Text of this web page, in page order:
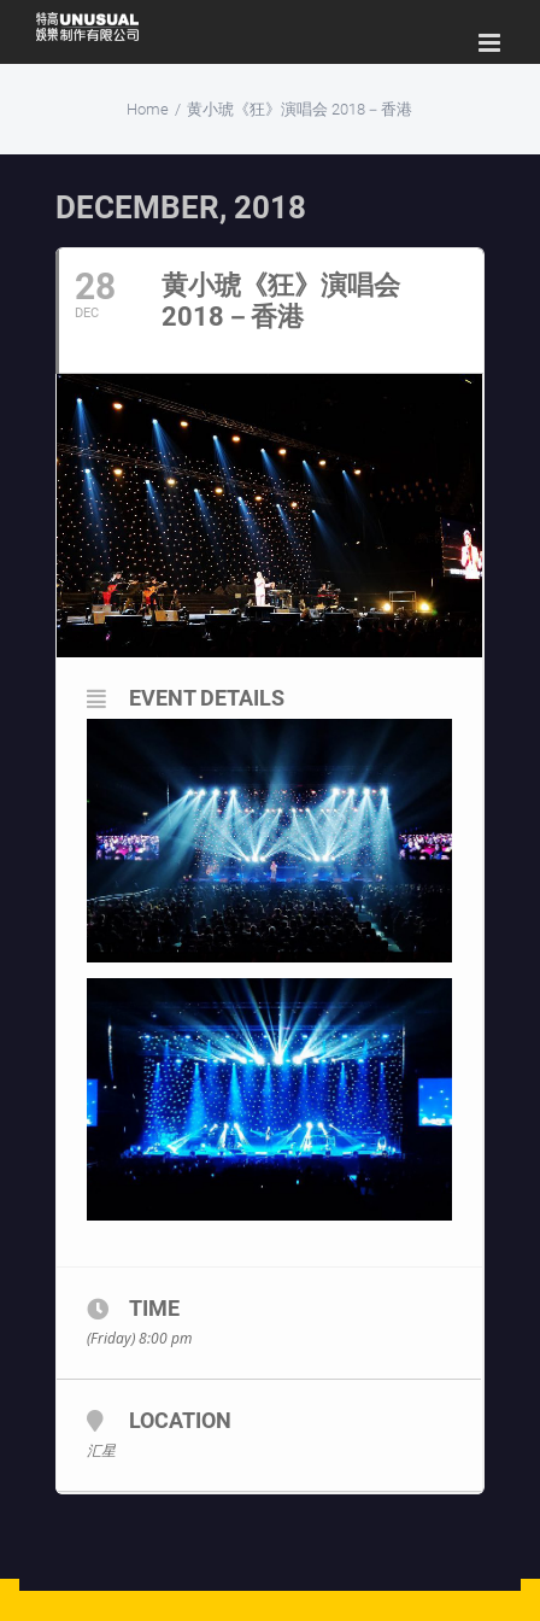
content
Home / 黄小琥《狂》演唱会 2018－香港
DECEMBER, 2018
28
DEC
黄小琥《狂》演唱会
2018－香港
EVENT DETAILS
TIME
(Friday) 8:00 pm
LOCATION
汇星